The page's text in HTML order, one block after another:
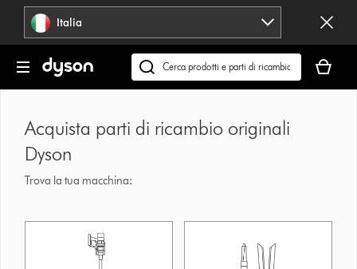
navigazione Italia
Cerca
su
carrello
è
Acquista parti di ricambio originali
Dyson
Trova la tua macchina: